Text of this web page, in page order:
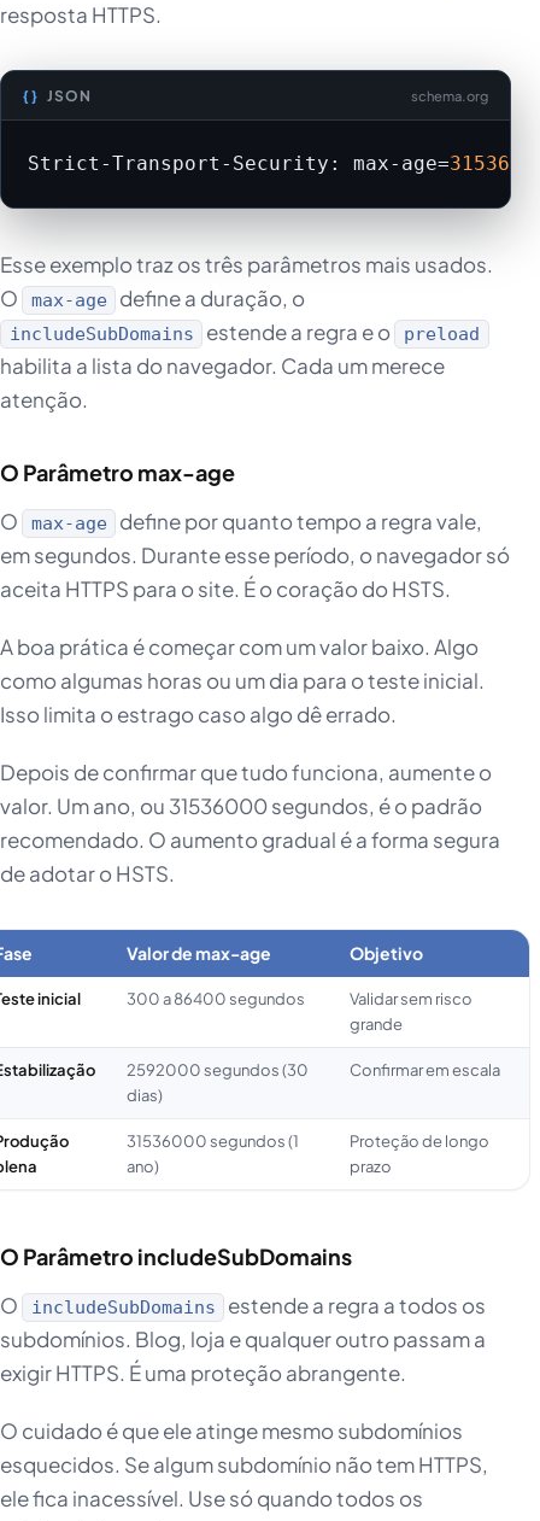
resposta HTTPS.
JSON schema.org
Strict-Transport-Security: max-age=
Esse exemplo traz os três parâmetros mais usados.
O
max-age define a duração, o
includeSubDomains estende a regra e o preload
habilita a lista do navegador. Cada um merece
atenção.
O Parâmetro max-age
O max-age
define por quanto tempo a regra vale,
em segundos. Durante esse período, o navegador só
aceita HTTPS para o site. É o coração do HSTS.
A boa prática é começar com um valor baixo. Algo
como algumas horas ou um dia para o teste inicial.
Isso limita o estrago caso algo dê errado.
Depois de confirmar que tudo funciona, aumente o
valor. Um ano, ou 31536000 segundos, é o padrão
recomendado. O aumento gradual é a forma segura
de adotar o HSTS.
Valor de max-age Objetivo
inicial 300 a 86400 segundos
Validar sem risco
grande
2592000 segundos (30
dias)
Confirmar em escala
31536000 segundos (1
ano)
Proteção de longo
prazo
O Parâmetro includeSubDomains
O includeSubDomains
estende a regra a todos os
subdomínios. Blog, loja e qualquer outro passam a
exigir HTTPS. É uma proteção abrangente.
O cuidado é que ele atinge mesmo subdomínios
esquecidos. Se algum subdomínio não tem HTTPS,
ele fica inacessível. Use só quando todos os